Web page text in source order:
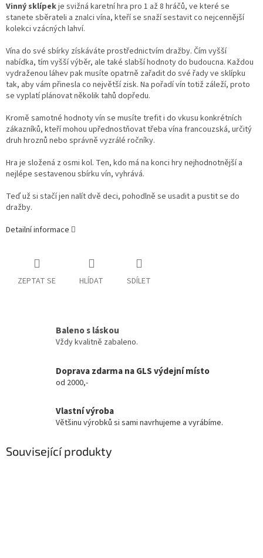
Vinný sklípekje svižná karetní hra pro 1 až 8 hráčů, ve které se
stanete sběrateli a znalci vína, kteří se snaží sestavit co nejcennější
kolekci vzácných lahví.
Vína do své sbírky získáváte prostřednictvím dražby. Čím vyšší
nabídka, tím vyšší výběr, ale také slabší hodnoty do budoucna. Každou
vydraženou láhev pak musíte opatrně zařadit do své řady ve sklípku
tak, aby vám přinesla co největší zisk. Na pořadí vín totiž záleží, proto
se vyplatí plánovat několik tahů dopředu.
Kromě samotné hodnoty vín se musíte trefit i do vkusu konkrétních
zákazníků, kteří mohou upřednostňovat třeba vína francouzská, určitý
druh hroznů nebo správně vyzrálé ročníky.
Hra je složená z osmi kol. Ten, kdo má na konci hry nejhodnotnější a
nejlépe sestavenou sbírku vín, vyhrává.
Teď už si stačí jen nalít dvě deci, pohodlně se usadit a pustit se do
dražby.
Detailní informace
ZEPTAT SE HLÍDAT SDÍLET
Baleno s láskou
Vždy kvalitně zabaleno.
Doprava zdarma na GLS výdejní místo
od 2000,-
Vlastní výroba
Většinu výrobků si sami navrhujeme a vyrábíme.
Související produkty